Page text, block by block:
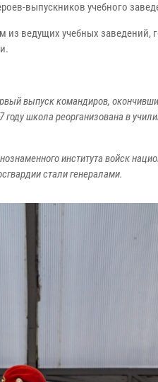
выпускников учебного
из ведущих учебных
выпуск командиров,
школа реорганизована в
института войск
стали генералами.